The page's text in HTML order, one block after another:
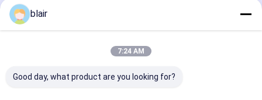
사이트맵
Privacy Policy
Intelligent Storage Equipment Co., Ltd.. All Rights Reserved.
blair
7:24 AM
Good day, what product are you looking for?